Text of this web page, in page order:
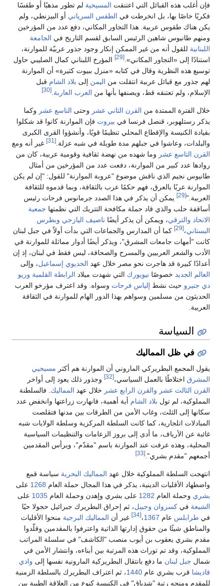
فإن أغلب هذه القبائل التي اعتنقت المسيحية لم تطور مذهبًا أو طقسًا
فكريًا خاصًا بها، بل انخرطت في الطقس السرياني أو البيزنطي، ولم
يكن هناك طقوس عربية. هذا التجاور المكاني، دفع عدد من المؤرخين
ومنهم طانيوس شاهين الرئيس السابق لقسم التاريخ في الجامعة
اللبنانية للقول أنه من غير الممكن إنكار وجود جذور عربيّة للموارنة،
استنادًا إلى «التجاور المكاني». [29]
المؤرخ اللبناني كمال الصليبي حاول
توسيع هذه النظرية وقال في كتابه «منزل ببيوت كثيرة» أن الموارنة
لهم جذور مع قبائل عربية انتقلت من اليمن إلى بلاد الشام قبل
الإسلام، ولم تعتنقه قط، ويصنفها بأنها من العرب العاربة [30]
خلال الفترة الممتدة من القرن الثاني عشر وحتى التاسع عشر وكما
يذكر رستلهوبر، قنصل فرنسا في بيروت فإن الموارنة كانوا قد شكلوا
بقيادة الكنيسة والإقطاع المحلي تنظيمًا قويًا، وأنشؤوا القرى الكبرى
والبلدات، وعاشوا في جبلهم مدة طويلة في شبه عزلة. [31]
غير أنه ومع
القرن التاسع عشر وما شهده من نهضة ثقافية وقومية عربية، كان من
روادها عدد كبير من الموارنة، دفعت عدد من المؤرخين من أمثال
طانيوس نجيم الذي ناقش موضوع "عروبة الموارنة" للقول: "إن لم يكن
الموارنة عربًا بالعرق، فهم حكمًا عرب بالثقافة، وبما قدموه للثقافة
العربية."[29]
يمكن أن يذكر في هذا الصدد جرمانوس فرحات رئيس
أساقفة حلب والذي قاد حملة مكافحة التتريك التي نظمتها جمعية
الاتحاد والترقي، ويمكن أن يذكر أيضًا ناصيف اليازجي وبطرس
البستاني،[29]
كما أن المدارس والجماعات التي بدأت أولاً في جبل لبنان
كانت "أمهات جامعات المشرق"، ويذكر أيضًا أدوار مماثلة للموارنة في
الأدب والشعر العربيين والمسرح والصحافة، ليس فقط في لبنان، إذ إن
أعدادًا كبيرة قد هاجرت نحو مصر خلال عهد الخديوي إسماعيل، وإلى
العالم الجديد خصوصًا نيويورك التي شهدت ميلاد الرابطة القلمية وريو
دي جنيرو حيث نشط إلياس فرحات وسواه. وقد اعترف مؤرخو العرب
الحديثون من مسلمين وسواهم بهذا الدور الهام للموارنة في الثقافة
العربية.
السياسة
في ظل المماليك
يقول المجمع البطريركي الماروني أن الموارنة هم أكثر مسيحيي
المشرق اختلاطًا بالعمل السياسي،[32]
وجذور ذلك يعود إلى أواخر
القرن الثالث عشر والقرن الرابع عشر خلال عهد المماليك. فالسلطنة
المملوكية، لم تول بلاد الشام أية أهمية، فانهارت زراعتها وانخفض عدد
سكانها إلى الثلث، وغاب الأمن من الطرقات بين مدنها فتقلصت
المبادلات اتلجارية، كما كانت السلطة المركزية وسلطة الولايات شبه
غائبة عن الأرياف، ما أدى إلى بروز الزعامات والتنظيمات السياسية
المحلية، وهذه عرفت عند الموارنة باسم "مقدّم"، ويرأس المقدمين
أجمعهم "مقدم بشري".[33]
انتهجت السلطة المملوكية خلال عهد المماليك البحرية سياسة قمع
واضطهاد الأقليات الدينية، يذكر في هذا المجال حملة العام 1268 على
بشري وحملة العام 1282 على بشري وإهدن وحملة العام 1035 على
الشيعة في كسروان وجبيل، ثم إحراق البطريرك جبرائيل حجولا حيًا
في طرابلس عام 1367،[34] غير أن المماليك البرجية منحوا الأقليات
والمناطق شيئًا من حقوق إدارتها الذاتية واعترفوا بالمقدمين وقلّدوا
مقدم بشري يعقوب بن أيوب منصب "الكاشف" في سلسلة المراتب
المملوكية، وقد تم توراث هذه المرتبة بين أبناءه، وانتشار الأمن في
شمال جبل لبنان ما دفع بانتقال البطريركية المارونية نفسها إلى وادي
قاديشا قرب بشري عام 1440، ثم اعتراف البطريرك بالسلطة الزمنية
للمقدم ومنحه رتبة "شدياق" في الكنيسة كنوع من العلاقة الطيبة بين